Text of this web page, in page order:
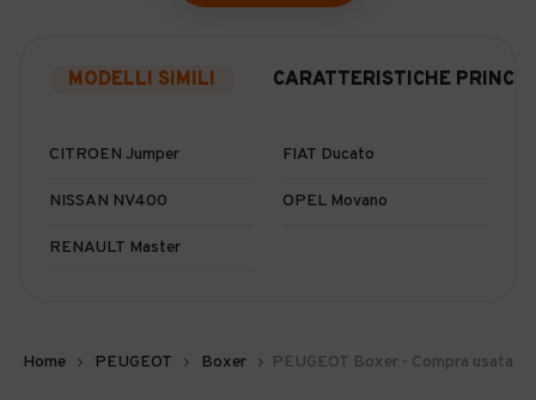
MODELLI SIMILI CARATTERISTICHE
CITROEN Jumper FIAT Ducato
NISSAN NV400 OPEL Movano
RENAULT Master
Home PEUGEOT Boxer PEUGEOT Boxer - Compra usata